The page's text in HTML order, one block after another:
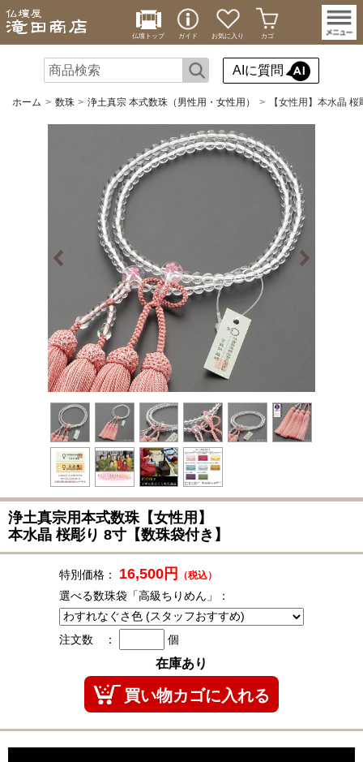
仏壇トップ ガイド お気に入り カゴ
AIに質問
ホーム 数珠 浄土真宗 本式数珠（男性用・女性用） 【女性用】本水晶 桜
浄土真宗用本式数珠 【女性用】
本水晶 桜彫り 8寸【数珠袋付き】
特別価格： 16,500円 （税込）
選べる数珠袋「高級ちりめん」：
注文数 ： 個
在庫あり